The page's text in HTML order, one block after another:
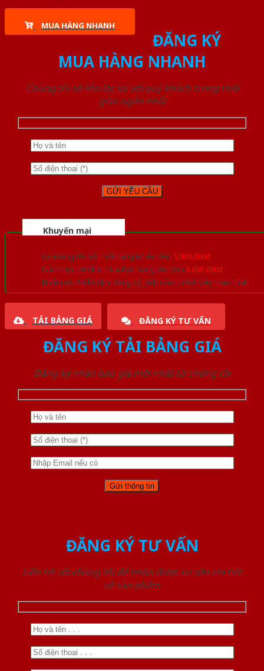
MUA HÀNG NHANH
ĐĂNG KÝ
MUA HÀNG NHANH
Chúng tôi sẽ liên lạc lại với quý khách trong thời
gian ngắn nhất
Khuyến mại
Quà tặng đồ nội thất trang trí lên đến 1.000.000đ
Giảm trực tiếp khi mua đơn hàng lớn hơn 3.000.000đ
Nhiều ưu đãi lớn khi đăng ký tài khoản thành viên thân thiết
TẢI BẢNG GIÁ ĐĂNG KÝ TƯ VẤN
ĐĂNG KÝ TẢI BẢNG GIÁ
Đăng ký nhận báo giá mới nhất từ chúng tôi
ĐĂNG KÝ TƯ VẤN
Liên hệ với chúng tôi để nhận được tư vấn chi tiết
về sản phẩm